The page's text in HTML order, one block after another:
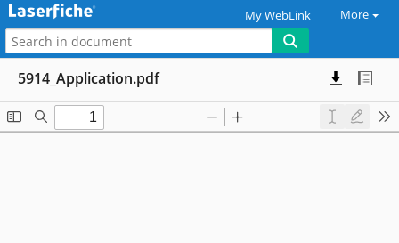
My WebLink More
5914_Application.pdf